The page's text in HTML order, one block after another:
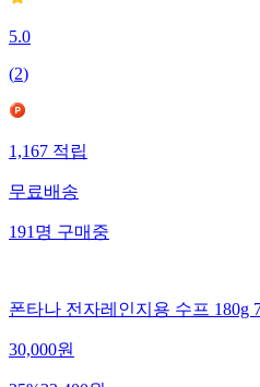
5.0
(2)
1,167 적립
무료배송
191 명 구매중
폰타나 전자레인지용 수프 180g
30,000원